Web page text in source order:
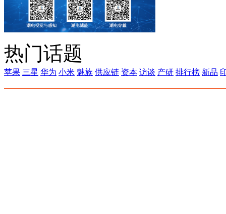
热门话题
苹果 三星 华为 小米 魅族 供应链 资本 访谈 产研 排行榜 新品